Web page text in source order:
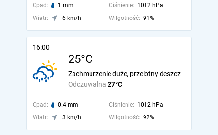
Opad: 1 mm Ciśnienie: 1012 hPa
Wiatr:
6 km/h Wilgotność: 91%
16:00
25°C
Odczuwalna 27°C
Zachmurzenie duże, przelotny deszcz
Opad: 0.4 mm Ciśnienie: 1012 hPa
Wiatr:
3 km/h Wilgotność: 92%